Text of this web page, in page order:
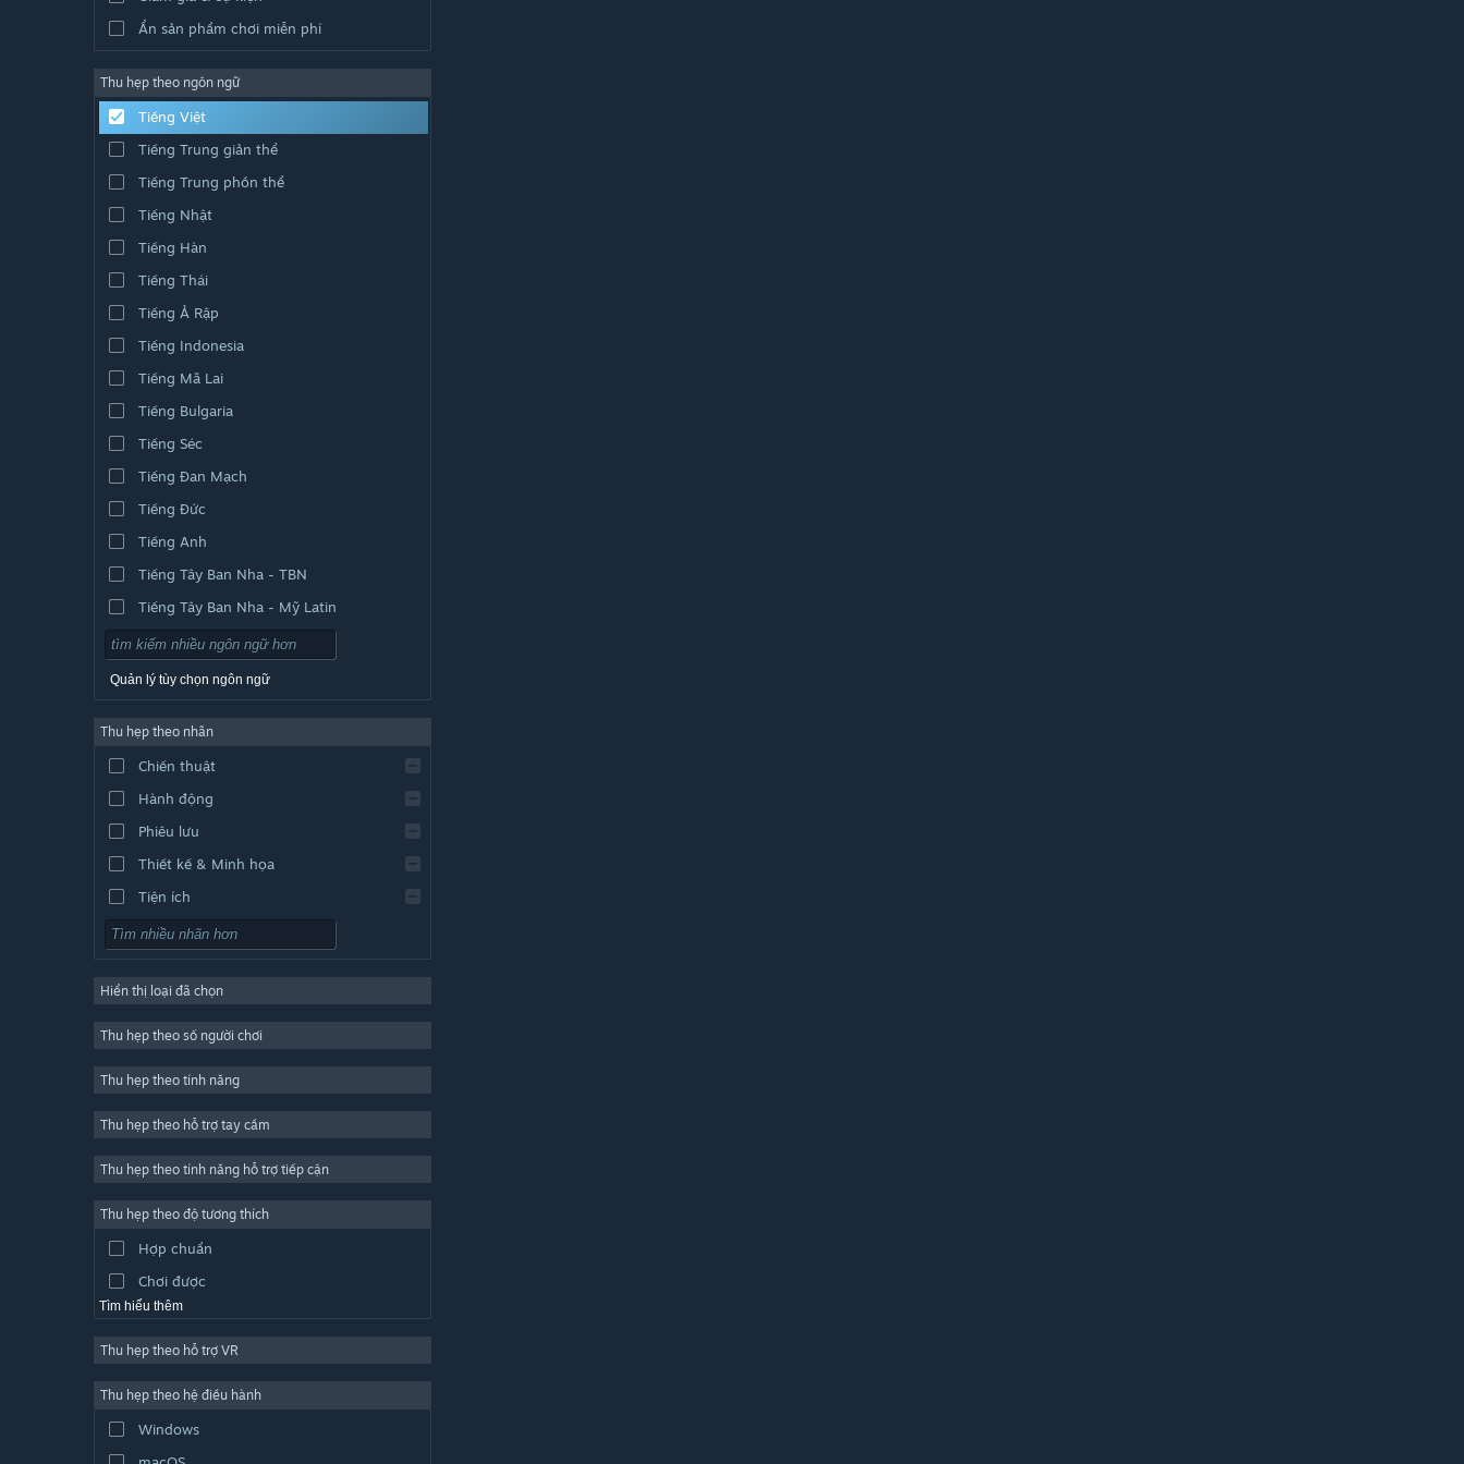
Ẩn sản phẩm chơi miễn phí
Thu hẹp theo ngôn ngữ
Tiếng Việt
Tiếng Trung giản thể
Tiếng Trung phồn thể
Tiếng Nhật
Tiếng Hàn
Tiếng Thái
Tiếng Ả Rập
Tiếng Indonesia
Tiếng Mã Lai
Tiếng Bulgaria
Tiếng Séc
Tiếng Đan Mạch
Tiếng Đức
Tiếng Anh
Tiếng Tây Ban Nha - TBN
Tiếng Tây Ban Nha - Mỹ Latin
Quản lý tùy chọn ngôn ngữ
Thu hẹp theo nhãn
Chiến thuật
Hành động
Phiêu lưu
Thiết kế & Minh họa
Tiện ích
Chơi miễn phí
Trực tuyến nhiều người chơi
Indie
Đơn giản
Mô phỏng
Sản xuất video
Chỉnh sửa ảnh
Hiển thị loại đã chọn
Thu hẹp theo số người chơi
Thu hẹp theo tính năng
Thu hẹp theo hỗ trợ tay cầm
Thu hẹp theo tính năng hỗ trợ tiếp cận
Thu hẹp theo độ tương thích
Hợp chuẩn
Chơi được
Tìm hiểu thêm
Thu hẹp theo hỗ trợ VR
Thu hẹp theo hệ điều hành
Windows